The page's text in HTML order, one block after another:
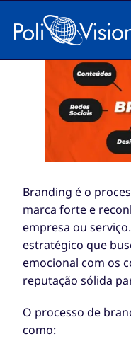
O que é
Branding é o
marca forte e
empresa ou
estratégico que
emocional com os
reputação sólida
O processo de
como: